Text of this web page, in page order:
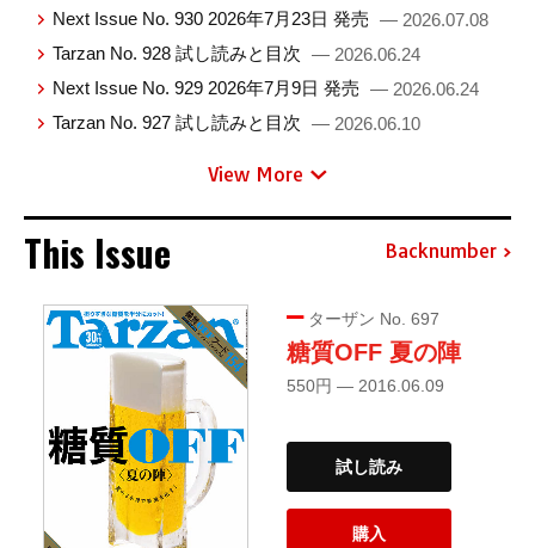
Next Issue No. 930 2026年7月23日 発売 — 2026.07.08
Tarzan No. 928 試し読みと目次 — 2026.06.24
Next Issue No. 929 2026年7月9日 発売 — 2026.06.24
Tarzan No. 927 試し読みと目次 — 2026.06.10
View More
This Issue Backnumber
ターザン No. 697
糖質OFF 夏の陣
550円 — 2016.06.09
試し読み
購入